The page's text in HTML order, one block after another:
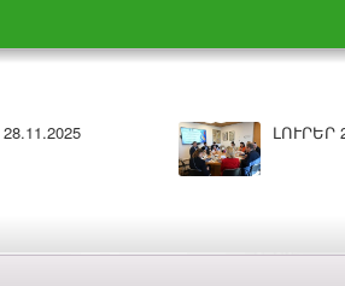
Բարի լույս 26.11.2025